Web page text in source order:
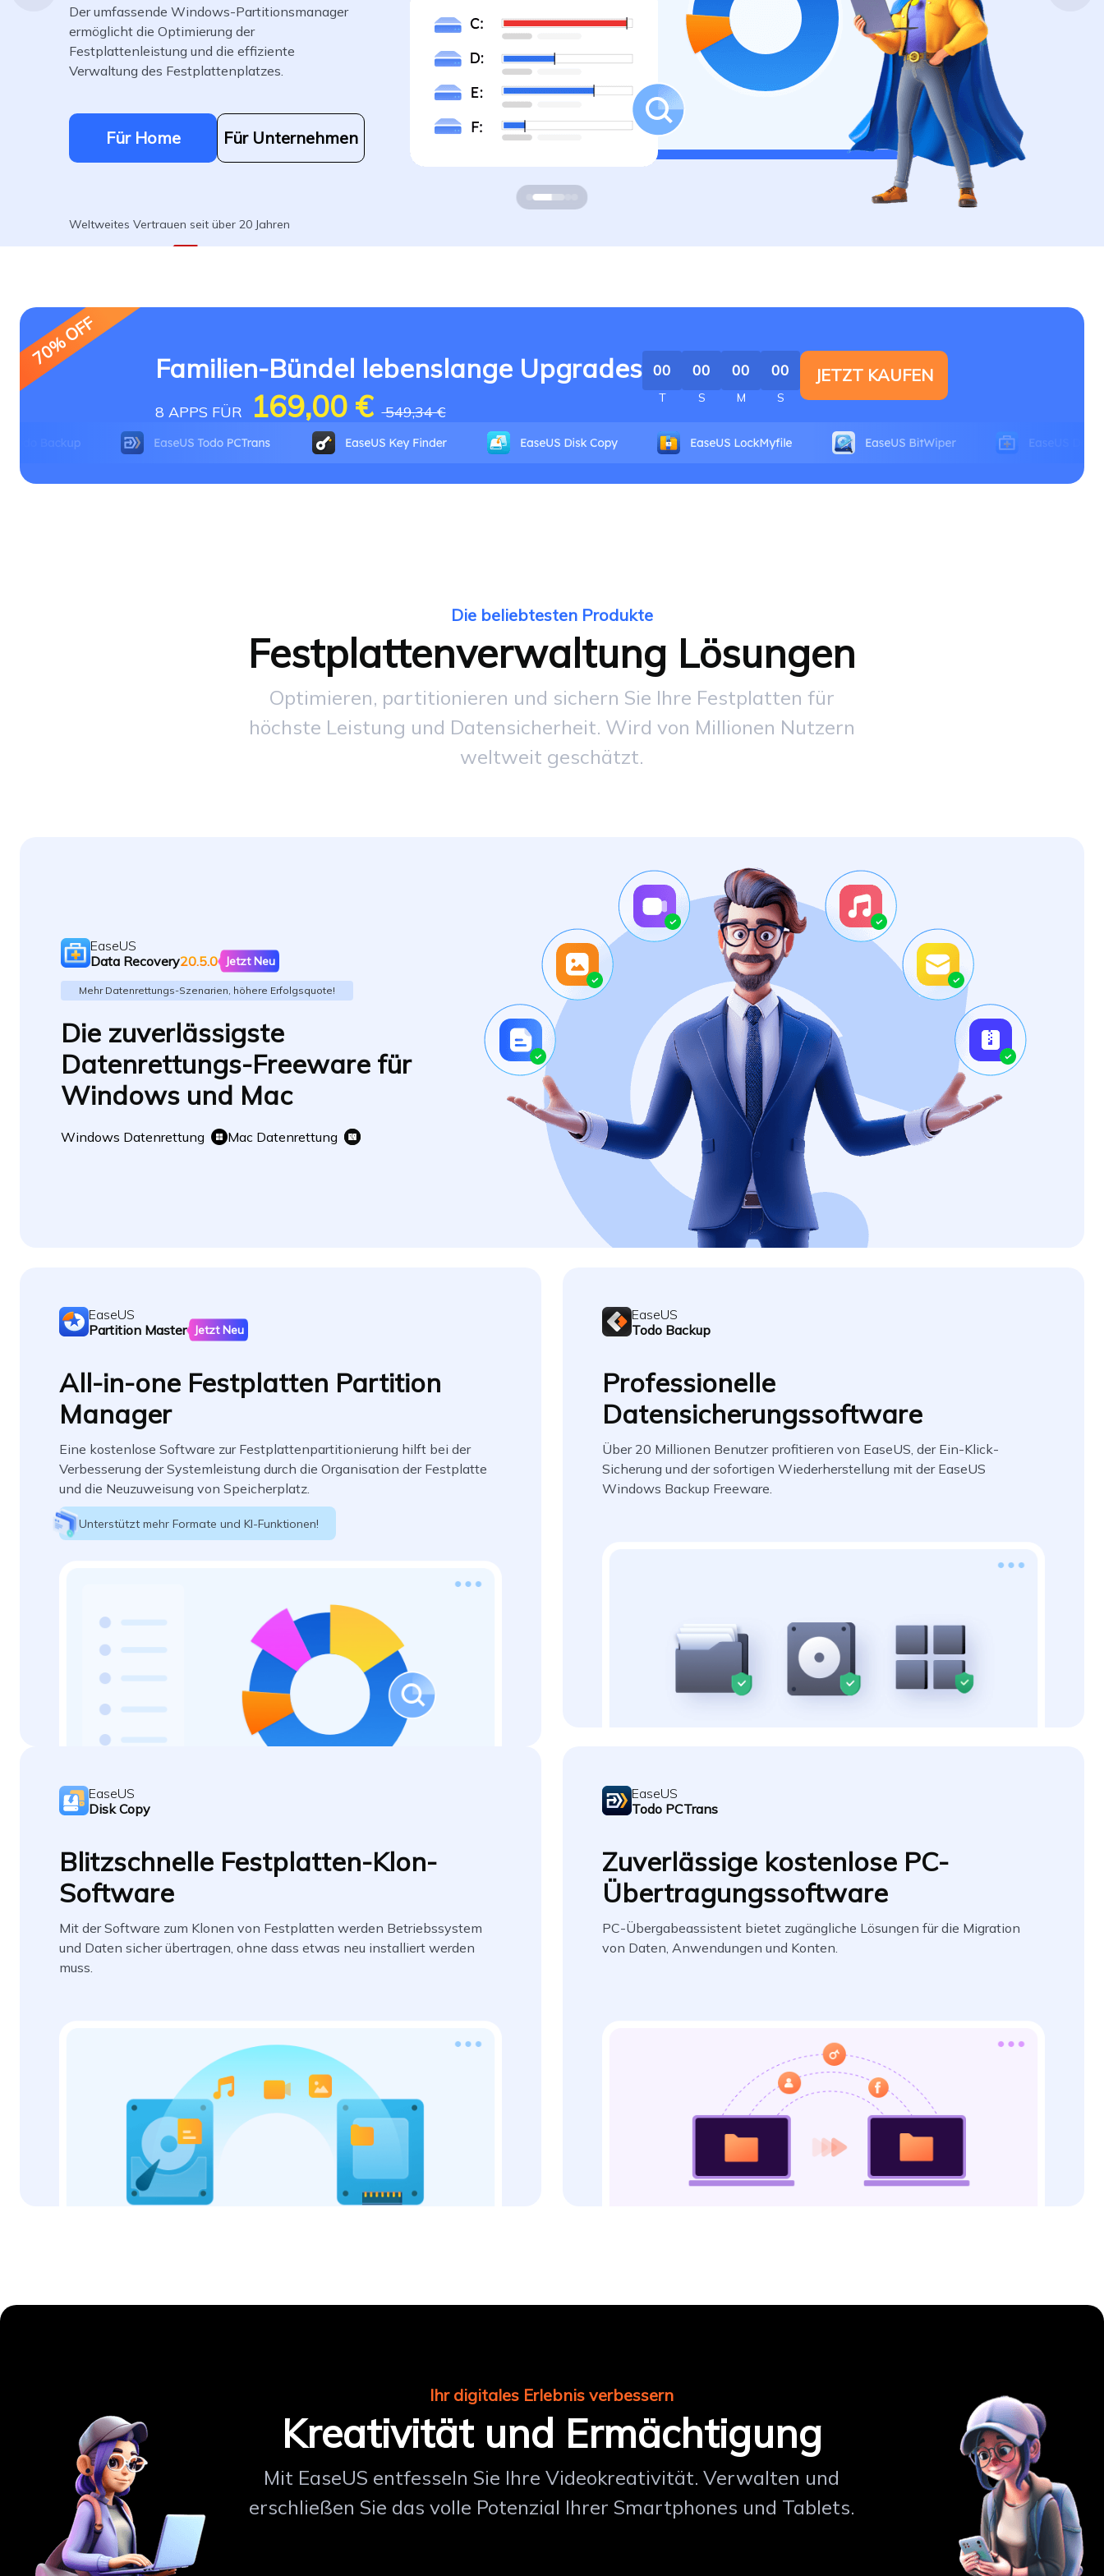
Weitere Wiederherstellungsprodukte
Data Recovery Services
Professionelle Datenrettungsdienste
Exchange Recovery
EDB-Datei wiederherstellen & reparieren
Email Recovery
Outlook E-Mail wiederherstellen
Deploy Manager
Intelligente Windows-Bereitstellung
MSPs Service
MSP Service
EaseUS Todo Backup White Label Service
Video Downloader
Video/Audio online herunterladen
VideoKit
All-in-One Video-Toolkit
Audio Tools
EaseUS VoiceWave
Stimme in Echtzeit ändern
Ringtone Editor
Freunde werben
Einladen & Belohnung
Der umfassende Windows-Partitionsmanager
ermöglicht die Optimierung der
Festplattenleistung und die effiziente
Verwaltung des Festplattenplatzes.
Für Home Für Unternehmen
Weltweites Vertrauen seit über 20 Jahren
Familien-Bündel lebenslange Upgrades
8 APPS FÜR 169,00 € 549,34 €
00
T
00
S
00
M
00
S
JETZT KAUFEN
70% OFF
Die beliebtesten Produkte
Festplattenverwaltung Lösungen
Optimieren, partitionieren und sichern Sie Ihre Festplatten für
höchste Leistung und Datensicherheit. Wird von Millionen Nutzern
weltweit geschätzt.
EaseUS
Data Recovery20.5.0 Jetzt Neu
Mehr Datenrettungs-Szenarien, höhere Erfolgsquote!
Die zuverlässigste
Datenrettungs-Freeware für
Windows und Mac
Windows Datenrettung Mac Datenrettung
EaseUS
Partition Master
Jetzt Neu
All-in-one Festplatten Partition
Manager
Eine kostenlose Software zur Festplattenpartitionierung hilft bei der
Verbesserung der Systemleistung durch die Organisation der Festplatte
und die Neuzuweisung von Speicherplatz.
Unterstützt mehr Formate und KI-Funktionen!
EaseUS
Todo Backup
Professionelle
Datensicherungssoftware
Über 20 Millionen Benutzer profitieren von EaseUS, der Ein-Klick-
Sicherung und der sofortigen Wiederherstellung mit der EaseUS
Windows Backup Freeware.
EaseUS
Disk Copy
Blitzschnelle Festplatten-Klon-
Software
Mit der Software zum Klonen von Festplatten werden Betriebssystem
und Daten sicher übertragen, ohne dass etwas neu installiert werden
muss.
EaseUS
Todo PCTrans
Zuverlässige kostenlose PC-
Übertragungssoftware
PC-Übergabeassistent bietet zugängliche Lösungen für die Migration
von Daten, Anwendungen und Konten.
Ihr digitales Erlebnis verbessern
Kreativität und Ermächtigung
Mit EaseUS entfesseln Sie Ihre Videokreativität. Verwalten und
erschließen Sie das volle Potenzial Ihrer Smartphones und Tablets.